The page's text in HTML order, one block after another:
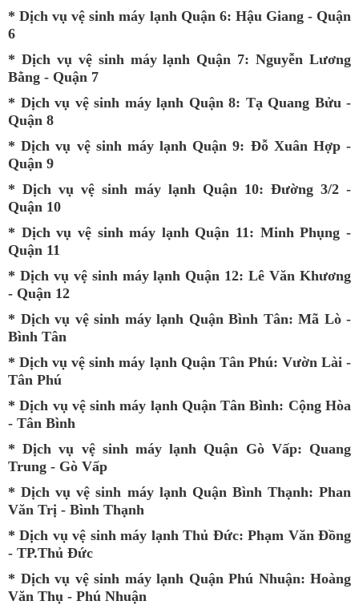
*Dịch vụ vệ sinh máy lạnh Quận 6: Hậu Giang - Quận
6
* Dịch vụ vệ sinh máy lạnh Quận 7: Nguyễn Lương
Bằng - Quận 7
* Dịch vụ vệ sinh máy lạnh Quận 8: Tạ Quang Bửu -
Quận 8
* Dịch vụ vệ sinh máy lạnh Quận 9: Đỗ Xuân Hợp -
Quận 9
* Dịch vụ vệ sinh máy lạnh Quận 10: Đường 3/2 -
Quận 10
* Dịch vụ vệ sinh máy lạnh Quận 11: Minh Phụng -
Quận 11
* Dịch vụ vệ sinh máy lạnh Quận 12: Lê Văn Khương
- Quận 12
* Dịch vụ vệ sinh máy lạnh Quận Bình Tân: Mã Lò -
Bình Tân
*Dịch vụ vệ sinh máy lạnh Quận Tân Phú: Vườn Lài -
Tân Phú
*Dịch vụ vệ sinh máy lạnh Quận Tân Bình: Cộng Hòa
- Tân Bình
*Dịch vụ vệ sinh máy lạnh Quận Gò Vấp: Quang
Trung - Gò Vấp
*Dịch vụ vệ sinh máy lạnh Quận Bình Thạnh: Phan
Văn Trị - Bình Thạnh
*Dịch vụ vệ sinh máy lạnh Thủ Đức: Phạm Văn Đồng
- TP.Thủ Đức
* Dịch vụ vệ sinh máy lạnh Quận Phú Nhuận: Hoàng
Văn Thụ - Phú Nhuận